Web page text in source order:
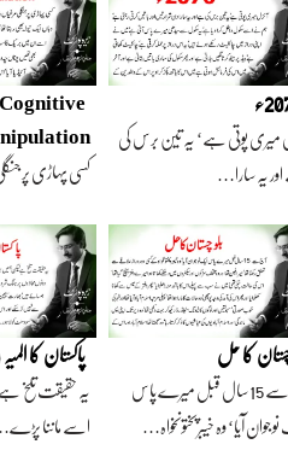
میری پوتی ہے‘ یہ تین برس کی
یہ سارا…
Cognitive
کسی پہاڑی پر
کا حل
آج سے 15 سال قبل میرے پاس
آیا‘ وہ خیبرپختونخواہ…
پاکستان کا
یہ حقیقت تلخ
اسے ماننا